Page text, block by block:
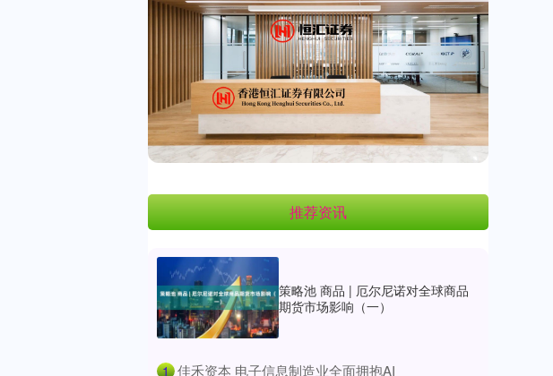
推荐资讯
策略池 商品 | 厄尔尼诺对全球商品
期货市场影响（一）
1 ​佳禾资本 电子信息制造业全面拥抱AI